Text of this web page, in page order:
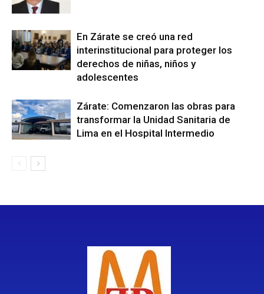
En Zárate se creó una red
interinstitucional para proteger los
derechos de niñas, niños y
adolescentes
Zárate: Comenzaron las obras para
transformar la Unidad Sanitaria de
Lima en el Hospital Intermedio